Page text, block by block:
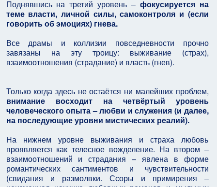
Поднявшись на третий уровень – фокусируется на
теме власти, личной силы, самоконтроля и (если
говорить об эмоциях) гнева.
Все драмы и коллизии повседневности прочно
завязаны на эту троицу: выживание (страх),
взаимоотношения (страдание) и власть (гнев).
Только когда здесь не остаётся ни малейших проблем,
внимание восходит на четвёртый уровень
человеческого опыта – любви и служения (и далее,
на последующие уровни мистических реалий).
На нижнем уровне выживания и страха любовь
проявляется как телесное вожделение. На втором –
взаимоотношений и страдания – явлена в форме
романтических сантиментов и чувствительности
(свидания и размолвки. Ссоры и примирения –